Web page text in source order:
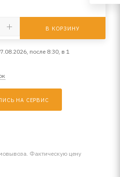
В КОРЗИНУ
после 8:30, в 1
НА СЕРВИС
Фактическую цену